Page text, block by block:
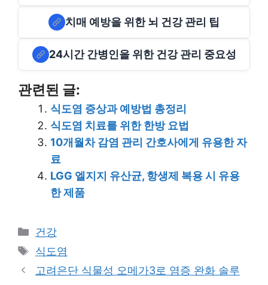
치매 예방을 위한 뇌 건강 관리 팁
24시간 간병인을 위한 건강 관리 중요성
관련된 글:
식도염 증상과 예방법 총정리
식도염 치료를 위한 한방 요법
10개월차 감염 관리 간호사에게 유용한 자
료
LGG 엘지지 유산균, 항생제 복용 시 유용
한 제품
Categories
건강
Tags
식도염
고려은단 식물성 오메가3로 염증 완화 솔루